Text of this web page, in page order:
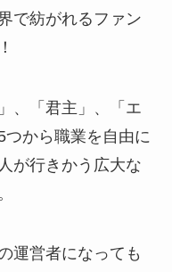
で紡がれるファン
、「君主」、「エ
から職業を自由に
が行きかう広大な
運営者になっても